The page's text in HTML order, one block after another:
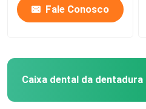
Fale Conosco
Caixa dental da dentadura